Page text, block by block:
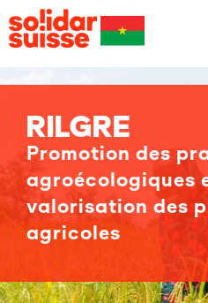
RILGRE
Promotion des
agroécologiques
valorisation des
agricoles